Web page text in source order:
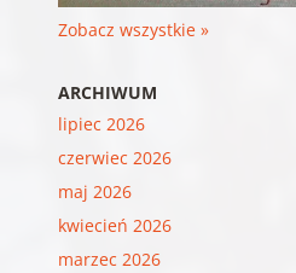
Zobacz wszystkie »
ARCHIWUM
lipiec 2026
czerwiec 2026
maj 2026
kwiecień 2026
marzec 2026